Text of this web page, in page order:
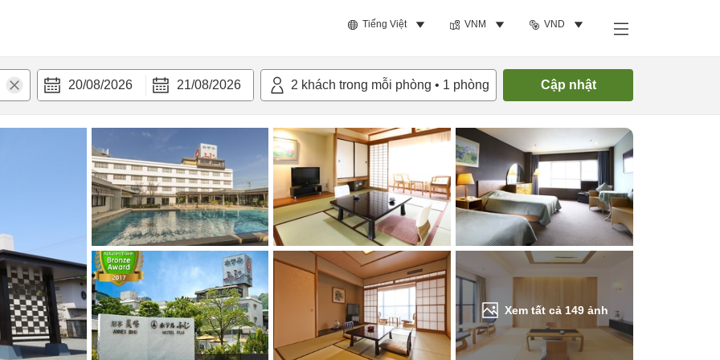
Tiếng Việt VNM VND
20/08/2026 21/08/2026 2 khách trong mỗi phòng • 1 phòng Cập nhật
Xem tất cả 149 ảnh
bật Tiện nghi Tìm phòng trống